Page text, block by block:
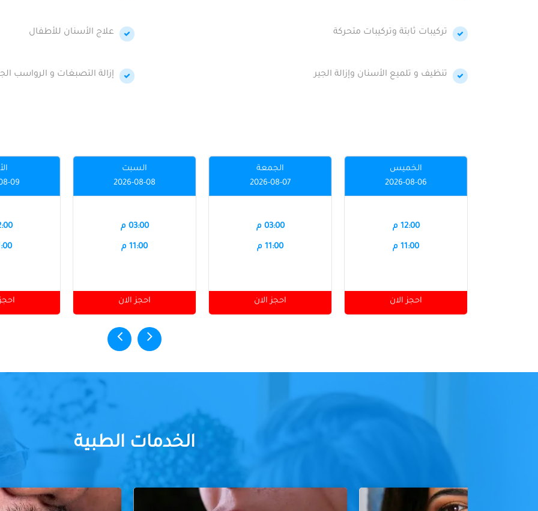
تركيبات ثابتة وتركيبات متحركة علاج الأسنان للأطفال
تنظيف و تلميع الأسنان وإزالة الجير إزالة التصبغات و الرواسب
الخميس
2026-08-06
12:00 م
11:00 م
احجز الان
الجمعة
2026-08-07
03:00 م
11:00 م
احجز الان
السبت
2026-08-08
03:00 م
11:00 م
احجز الان
09
الخدمات الطبية